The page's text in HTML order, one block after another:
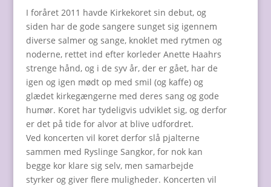
I foråret 2011 havde Kirkekoret sin debut, og
siden har de gode sangere sunget sig igennem
diverse salmer og sange, knoklet med rytmen og
noderne, rettet ind efter korleder Anette Haahrs
strenge hånd, og i de syv år, der er gået, har de
igen og igen mødt op med smil (og kaffe) og
glædet kirkegængerne med deres sang og gode
humør. Koret har tydeligvis udviklet sig, og derfor
er det på tide for alvor at blive udfordret.
Ved koncerten vil koret derfor slå pjalterne
sammen med Ryslinge Sangkor, for nok kan
begge kor klare sig selv, men samarbejde
styrker og giver flere muligheder. Koncerten vil